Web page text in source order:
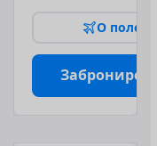
О поле
Заброниро